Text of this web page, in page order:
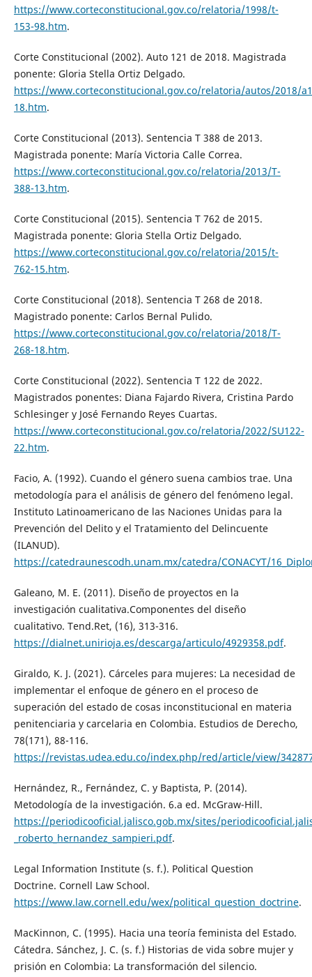
https://www.corteconstitucional.gov.co/relatoria/1998/t-
153-98.htm.
Corte Constitucional (2002). Auto 121 de 2018. Magistrada
ponente: Gloria Stella Ortiz Delgado.
https://www.corteconstitucional.gov.co/relatoria/autos/2018/
18.htm.
Corte Constitucional (2013). Sentencia T 388 de 2013.
Magistrada ponente: María Victoria Calle Correa.
https://www.corteconstitucional.gov.co/relatoria/2013/T-
388-13.htm.
Corte Constitucional (2015). Sentencia T 762 de 2015.
Magistrada ponente: Gloria Stella Ortiz Delgado.
https://www.corteconstitucional.gov.co/relatoria/2015/t-
762-15.htm.
Corte Constitucional (2018). Sentencia T 268 de 2018.
Magistrado ponente: Carlos Bernal Pulido.
https://www.corteconstitucional.gov.co/relatoria/2018/T-
268-18.htm.
Corte Constitucional (2022). Sentencia T 122 de 2022.
Magistrados ponentes: Diana Fajardo Rivera, Cristina Pardo
Schlesinger y José Fernando Reyes Cuartas.
https://www.corteconstitucional.gov.co/relatoria/2022/SU122-
22.htm.
Facio, A. (1992). Cuando el género suena cambios trae. Una
metodología para el análisis de género del fenómeno legal.
Instituto Latinoamericano de las Naciones Unidas para la
Prevención del Delito y el Tratamiento del Delincuente
(ILANUD).
https://catedraunescodh.unam.mx/catedra/CONACYT/
Galeano, M. E. (2011). Diseño de proyectos en la
investigación cualitativa.Componentes del diseño
cualitativo. Tend.Ret, (16), 313-316.
https://dialnet.unirioja.es/descarga/articulo/4929358.pdf.
Giraldo, K. J. (2021). Cárceles para mujeres: La necesidad de
implementar el enfoque de género en el proceso de
superación del estado de cosas inconstitucional en materia
penitenciaria y carcelaria en Colombia. Estudios de Derecho,
78(171), 88-116.
https://revistas.udea.edu.co/index.php/red/article/view/
Hernández, R., Fernández, C. y Baptista, P. (2014).
Metodología de la investigación. 6.a ed. McGraw-Hill.
https://periodicooficial.jalisco.gob.mx/sites/
_roberto_hernandez_sampieri.pdf.
Legal Information Institute (s. f.). Political Question
Doctrine. Cornell Law School.
https://www.law.cornell.edu/wex/political_question_doctrine.
MacKinnon, C. (1995). Hacia una teoría feminista del Estado.
Cátedra. Sánchez, J. C. (s. f.) Historias de vida sobre mujer y
prisión en Colombia: La transformación del silencio.